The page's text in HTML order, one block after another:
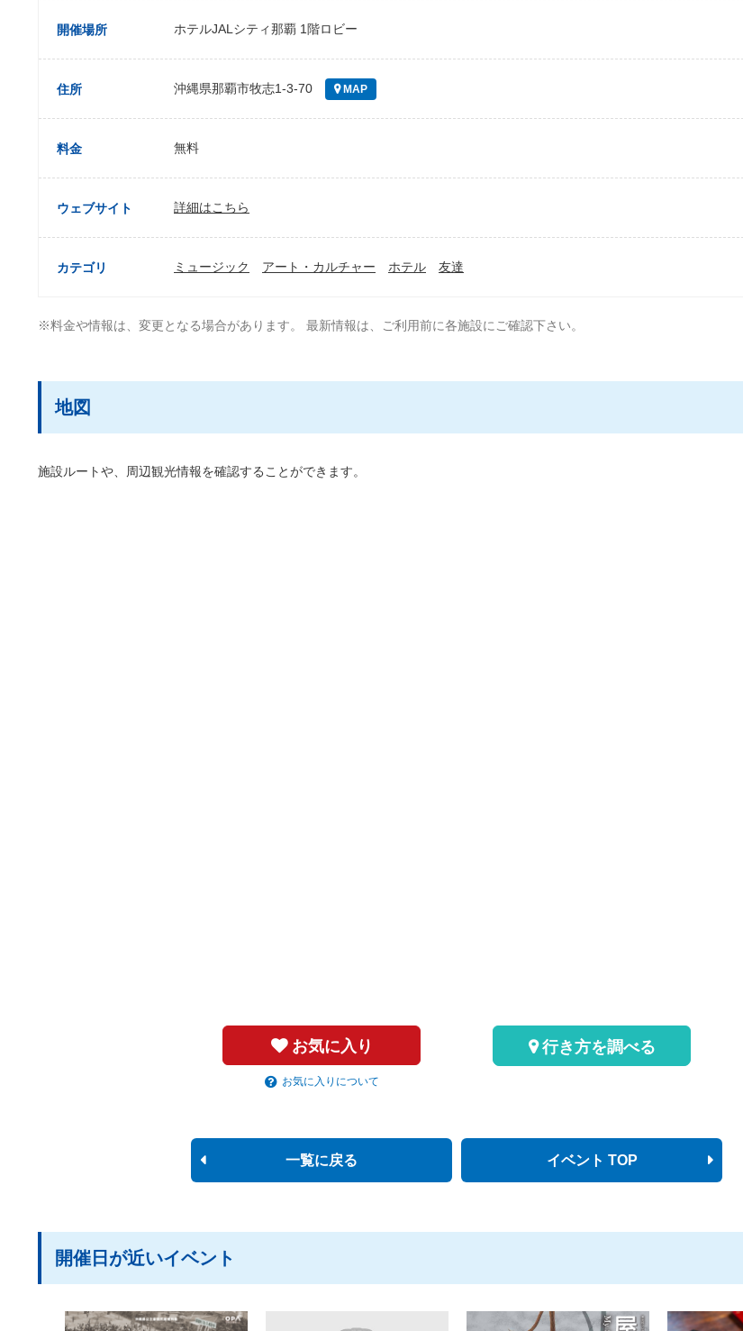
開催場所 ホテルJALシティ那覇 1階ロビー
住所 沖縄県那覇市牧志1-3-70 MAP
料金 無料
ウェブサイト 詳細はこちら
カテゴリ ミュージック アート・カルチャー ホテル 友達
※料金や情報は、変更となる場合があります。 最新情報は、ご利用前に各施設にご確認下さい。
地図
施設ルートや、周辺観光情報を確認することができます。
お気に入り
お気に入りについて
行き方を調べる
一覧に戻る イベント TOP
開催日が近いイベント